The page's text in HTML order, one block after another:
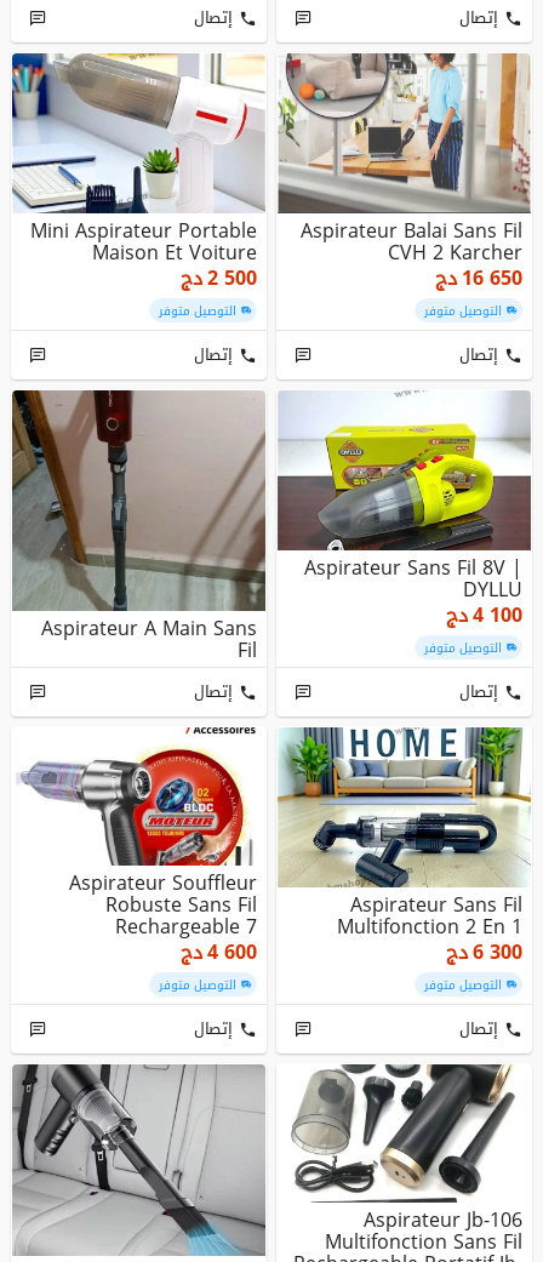
إتصال إتصال
Aspirateur Balai Sans Fil
CVH 2 Karcher
16 650دج
التوصيل متوفر
إتصال
Mini Aspirateur Portable
Maison Et Voiture
2 500دج
التوصيل متوفر
إتصال
Aspirateur Sans Fil 8V |
DYLLU
4 100دج
التوصيل متوفر
إتصال
Aspirateur A Main Sans
Fil
إتصال
Aspirateur Sans Fil
Multifonction 2 En 1
6 300دج
التوصيل متوفر
إتصال
Aspirateur Souffleur
Robuste Sans Fil
Rechargeable 7
Accessoires 80 W ...
4 600دج
التوصيل متوفر
إتصال
Aspirateur Jb-106
Multifonction Sans Fil